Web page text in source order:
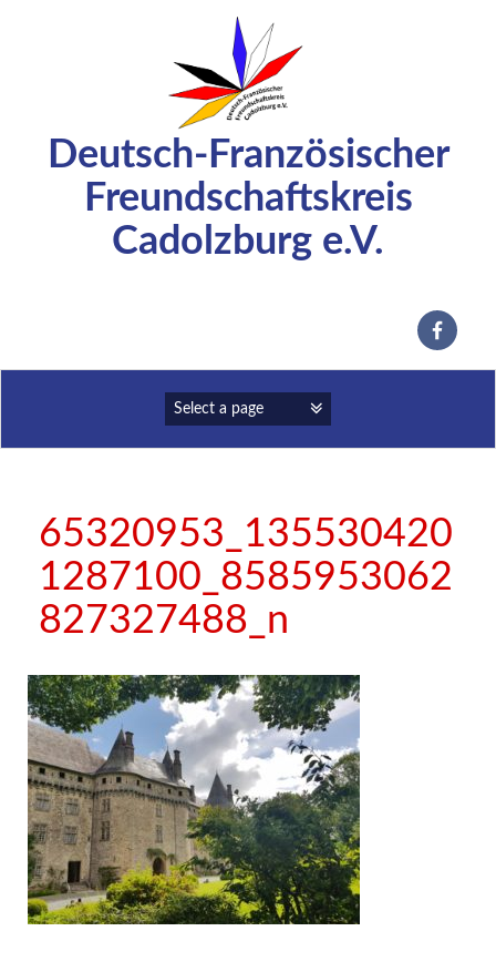
Deutsch-Französischer
Freundschaftskreis
Cadolzburg e.V.
65320953_135530420
1287100_8585953062
827327488_n